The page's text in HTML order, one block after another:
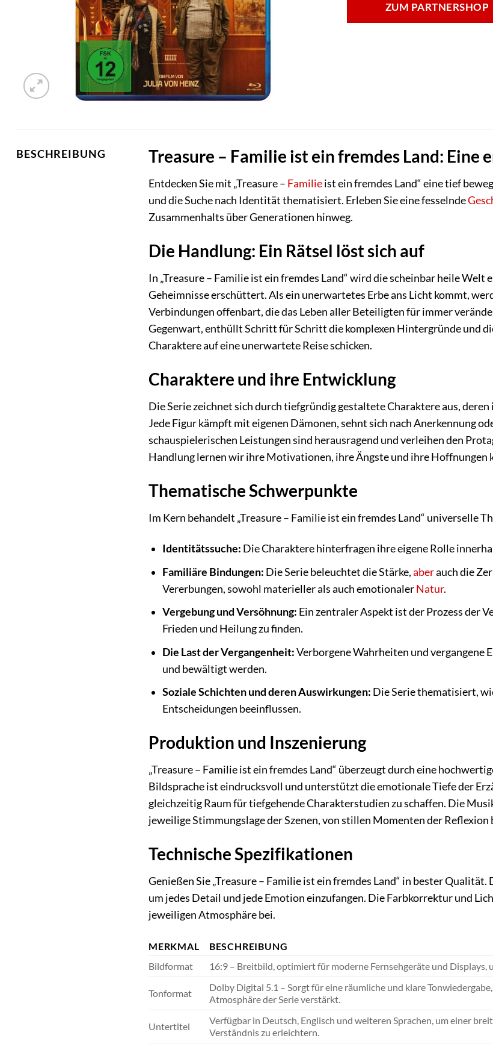
ZUM PARTNERSHOP
BESCHREIBUNG Treasure – Familie ist ein fremdes Land: Eine
Entdecken Sie mit „Treasure – Familieist ein fremdes Land“ eine tief
und die Suche nach Identität thematisiert. Erleben Sie eine fesselnde
Zusammenhalts über Generationen hinweg.
Die Handlung: Ein Rätsel löst sich auf
In „Treasure – Familie ist ein fremdes Land“ wird die scheinbar heile
Geheimnisse erschüttert. Als ein unerwartetes Erbe ans Licht kommt,
Verbindungen offenbart, die das Leben aller Beteiligten für immer
Gegenwart, enthüllt Schritt für Schritt die komplexen Hintergründe und
Charaktere auf eine unerwartete Reise schicken.
Charaktere und ihre Entwicklung
Die Serie zeichnet sich durch tiefgründig gestaltete Charaktere aus,
Jede Figur kämpft mit eigenen Dämonen, sehnt sich nach Anerkennung
schauspielerischen Leistungen sind herausragend und verleihen den
Handlung lernen wir ihre Motivationen, ihre Ängste und ihre
Thematische Schwerpunkte
Im Kern behandelt „Treasure – Familie ist ein fremdes Land“ universelle
Identitätssuche: Die Charaktere hinterfragen ihre eigene Rolle
Familiäre Bindungen: Die Serie beleuchtet die Stärke,aberauch die
Vererbungen, sowohl materieller als auch emotionalerNatur.
Vergebung und Versöhnung: Ein zentraler Aspekt ist der Prozess der
Frieden und Heilung zu finden.
Die Last der Vergangenheit:Verborgene Wahrheiten und vergangene
und bewältigt werden.
Soziale Schichten und deren Auswirkungen: Die Serie thematisiert,
Entscheidungen beeinflussen.
Produktion und Inszenierung
„Treasure – Familie ist ein fremdes Land“ überzeugt durch eine
Bildsprache ist eindrucksvoll und unterstützt die emotionale Tiefe der
gleichzeitig Raum für tiefgehende Charakterstudien zu schaffen. Die
jeweilige Stimmungslage der Szenen, von stillen Momenten der
Technische Spezifikationen
Genießen Sie „Treasure – Familie ist ein fremdes Land“ in bester
um jedes Detail und jede Emotion einzufangen. Die Farbkorrektur und
jeweiligen Atmosphäre bei.
MERKMAL
BESCHREIBUNG
Bildformat
16:9 – Breitbild, optimiert für moderne Fernsehgeräte und Displays,
Tonformat
Dolby Digital 5.1 – Sorgt für eine räumliche und klare
Atmosphäre der Serie verstärkt.
Untertitel
Verfügbar in Deutsch, Englisch und weiteren Sprachen, um einer
Verständnis zu erleichtern.